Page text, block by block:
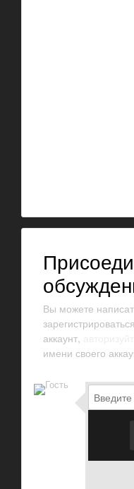
Вы можете
аккаунт,
имени своего